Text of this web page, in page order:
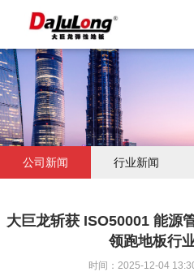
公司新闻 行业新闻
大巨龙斩获 ISO50001 能源
领跑地板行
时间：2025-12-04